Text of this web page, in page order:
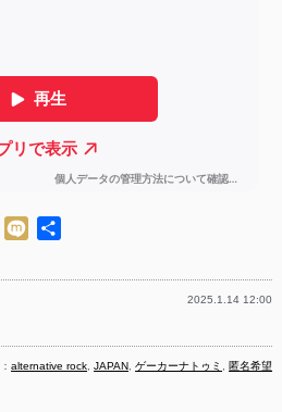
Tumblr
Mixi
2025.1.14 12:00
alternative rock ,JAPAN ,ゲーカーナトゥミ 匿名希望